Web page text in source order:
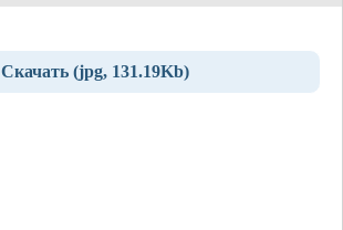
Скачать (jpg, 131.19Kb)